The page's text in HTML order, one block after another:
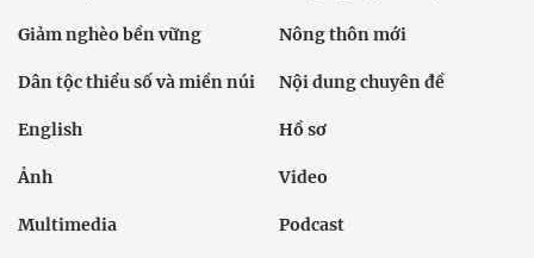
Giảm nghèo bền vững Nông thôn mới
Dân tộc thiểu số và miền núi Nội dung chuyên đề
English Hồ sơ
Ảnh Video
Multimedia Podcast